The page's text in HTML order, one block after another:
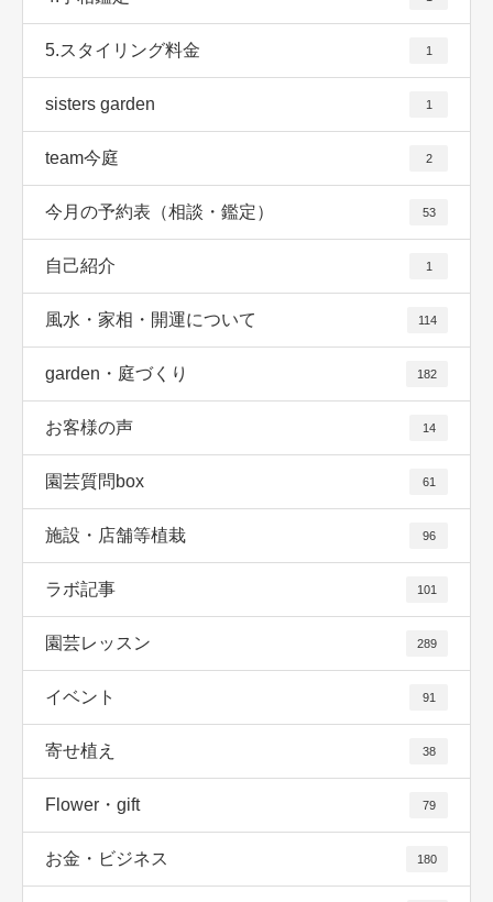
5.スタイリング料金 1
sisters garden 1
team今庭 2
今月の予約表（相談・鑑定） 53
自己紹介 1
風水・家相・開運について 114
garden・庭づくり 182
お客様の声 14
園芸質問box 61
施設・店舗等植栽 96
ラボ記事 101
園芸レッスン 289
イベント 91
寄せ植え 38
Flower・gift 79
お金・ビジネス 180